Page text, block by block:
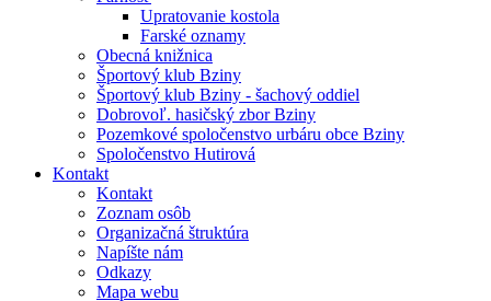
Upratovanie kostola
Farské oznamy
Obecná knižnica
Športový klub Bziny
Športový klub Bziny - šachový oddiel
Dobrovoľ. hasičský zbor Bziny
Pozemkové spoločenstvo urbáru obce Bziny
Spoločenstvo Hutirová
Kontakt
Kontakt
Zoznam osôb
Organizačná štruktúra
Napíšte nám
Odkazy
Mapa webu